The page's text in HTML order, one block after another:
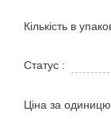
Кількість в
Статус :
Ціна за